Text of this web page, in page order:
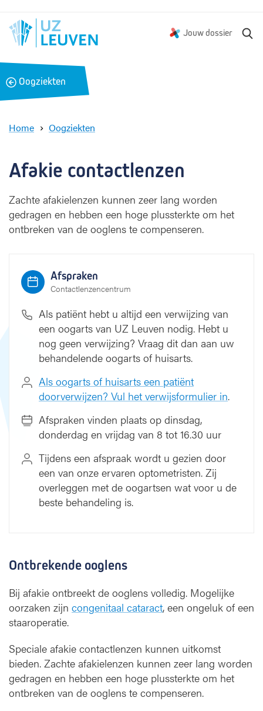
Jouw dossier
B
a
k
Oogziekten
Home Oogziekten
a
k
e
c
o
c
t
e
n
z
e
Afakie contactlenzen
Zachte afakielenzen kunnen zeer lang worden
gedragen en hebben een hoge plussterkte om het
ontbreken van de ooglens te compenseren.
Afspraken
Contactlenzencentrum
Als patiënt hebt u altijd een verwijzing van
een oogarts van UZ Leuven nodig. Hebt u
nog geen verwijzing? Vraag dit dan aan uw
behandelende oogarts of huisarts.
Als oogarts of huisarts een patiënt
doorverwijzen? Vul het verwijsformulier in.
Afspraken vinden plaats op dinsdag,
donderdag en vrijdag van 8 tot 16.30 uur
Tijdens een afspraak wordt u gezien door
een van onze ervaren optometristen. Zij
overleggen met de oogartsen wat voor u de
beste behandeling is.
Ontbrekende ooglens
Bij afakie ontbreekt de ooglens volledig. Mogelijke
oorzaken zijn congenitaal cataract, een ongeluk of een
staaroperatie.
Speciale afakie contactlenzen kunnen uitkomst
bieden. Zachte afakielenzen kunnen zeer lang worden
gedragen en hebben een hoge plussterkte om het
ontbreken van de ooglens te compenseren.